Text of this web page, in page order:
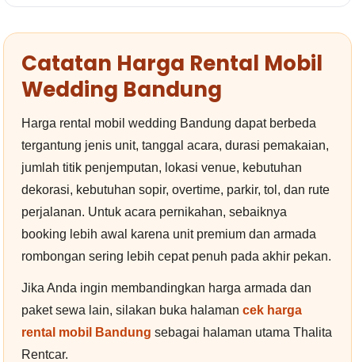
Catatan Harga Rental Mobil
Wedding Bandung
Harga rental mobil wedding Bandung dapat berbeda
tergantung jenis unit, tanggal acara, durasi pemakaian,
jumlah titik penjemputan, lokasi venue, kebutuhan
dekorasi, kebutuhan sopir, overtime, parkir, tol, dan rute
perjalanan. Untuk acara pernikahan, sebaiknya
booking lebih awal karena unit premium dan armada
rombongan sering lebih cepat penuh pada akhir pekan.
Jika Anda ingin membandingkan harga armada dan
paket sewa lain, silakan buka halamancek harga
rental mobil Bandung sebagai halaman utama Thalita
Rentcar.